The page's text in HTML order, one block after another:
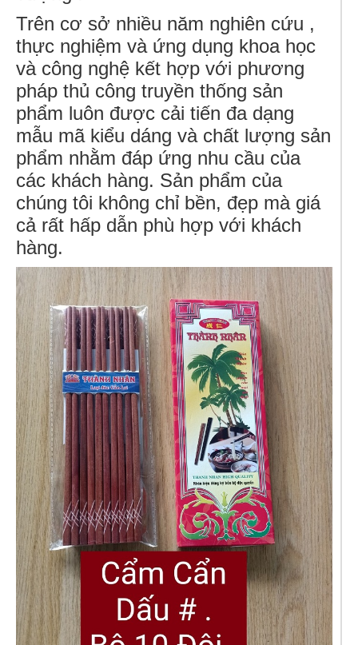
Trên cơ sở nhiều năm nghiên cứu ,
thực nghiệm và ứng dụng khoa học
và công nghệ kết hợp với phương
pháp thủ công truyền thống sản
phẩm luôn được cải tiến đa dạng
mẫu mã kiểu dáng và chất lượng sản
phẩm nhằm đáp ứng nhu cầu của
các khách hàng. Sản phẩm của
chúng tôi không chỉ bền, đẹp mà giá
cả rất hấp dẫn phù hợp với khách
hàng.